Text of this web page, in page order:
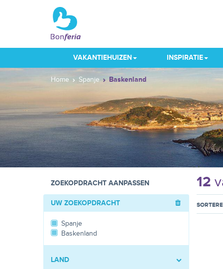
VAKANTIEHUIZEN INSPIRATIE
Home Spanje Baskenland
ZOEKOPDRACHT AANPASSEN 12
UW ZOEKOPDRACHT
Spanje
Baskenland
LAND